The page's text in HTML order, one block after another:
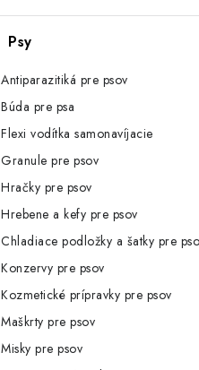
Psy
Antiparazitiká pre psov
Búda pre psa
Flexi vodítka samonavíjacie
Granule pre psov
Hračky pre psov
Hrebene a kefy pre psov
Chladiace podložky a šatky pre
Konzervy pre psov
Kozmetické prípravky pre psov
Maškrty pre psov
Misky pre psov